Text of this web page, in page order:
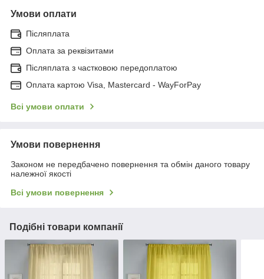
Умови оплати
Післяплата
Оплата за реквізитами
Післяплата з частковою передоплатою
Оплата картою Visa, Mastercard - WayForPay
Всі умови оплати
Умови повернення
Законом не передбачено повернення та обмін даного товару
належної якості
Всі умови повернення
Подібні товари компанії